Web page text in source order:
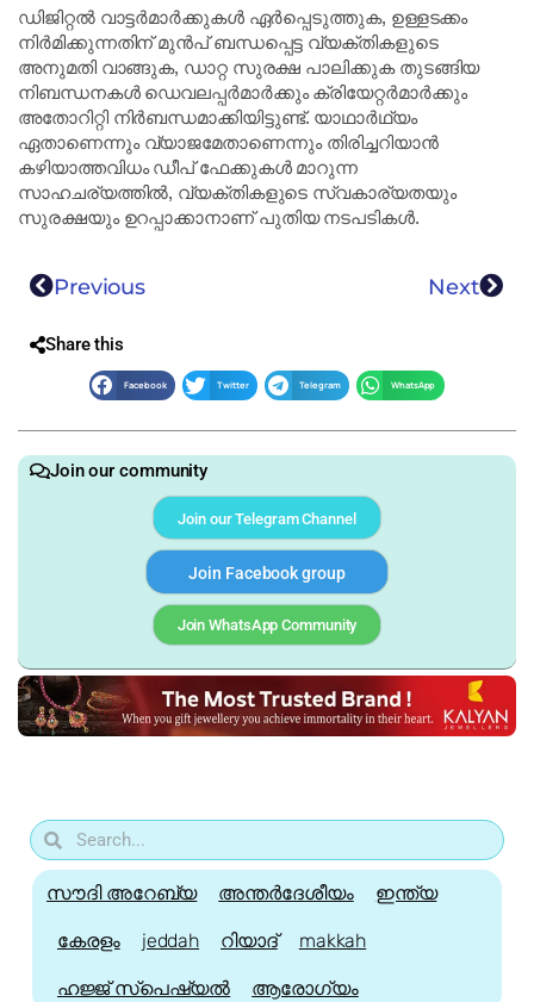
ഡിജിറ്റൽ വാട്ടർമാർക്കുകൾ ഏർപ്പെടുത്തുക, ഉള്ളടക്കം
നിർമിക്കുന്നതിന് മുൻപ് ബന്ധപ്പെട്ട വ്യക്തികളുടെ
അനുമതി വാങ്ങുക, ഡാറ്റ സുരക്ഷ പാലിക്കുക തുടങ്ങിയ
നിബന്ധനകൾ ഡെവലപ്പർമാർക്കും ക്രിയേറ്റർമാർക്കും
അതോറിറ്റി നിർബന്ധമാക്കിയിട്ടുണ്ട്. യാഥാർഥ്യം
ഏതാണെന്നും വ്യാജമേതാണെന്നും തിരിച്ചറിയാൻ
കഴിയാത്തവിധം ഡീപ് ഫേക്കുകൾ മാറുന്ന
സാഹചര്യത്തിൽ, വ്യക്തികളുടെ സ്വകാര്യതയും
സുരക്ഷയും ഉറപ്പാക്കാനാണ് പുതിയ നടപടികൾ.
Previous Next
Share this
Facebook Twitter Telegram WhatsApp
Join our community
Join our Telegram Channel
Join Facebook group
Join WhatsApp Community
സൗദി അറേബ്യ അന്തർദേശീയം ഇന്ത്യ
കേരളം jeddah റിയാദ് makkah
ഹജ്ജ്‌ സ്പെഷ്യൽ ആരോഗ്യം